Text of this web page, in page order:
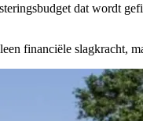
dat wordt
financiële slagkracht,